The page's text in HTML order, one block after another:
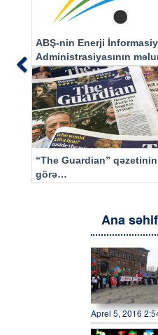
ABŞ-nin Enerji
Administrasiyasının
əsasında…
“The Guardian”
görə…
Previous
Ana
Aprel 5, 2016